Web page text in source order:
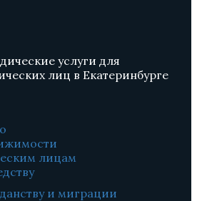
услуги для
лиц в Екатеринбурге
лицам
и миграции